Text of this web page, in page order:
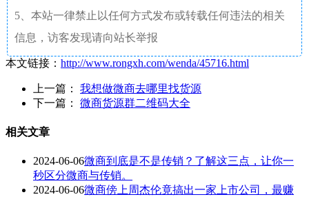
5、本站一律禁止以任何方式发布或转载任何违法的相关
信息，访客发现请向站长举报
本文链接： http://www.rongxh.com/wenda/45716.html
上一篇： 我想做微商去哪里找货源
下一篇： 微商货源群二维码大全
相关文章
2024-06-06微商到底是不是传销？了解这三点，让你一
秒区分微商与传销。
2024-06-06微商傍上周杰伦竟搞出一家上市公司，最赚